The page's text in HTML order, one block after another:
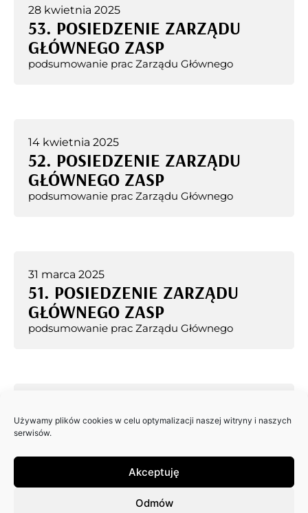
Używamy plików cookies w celu optymalizacji naszej witryny i naszych
serwisów.
Akceptuję
Odmów
28 kwietnia 2025
53. POSIEDZENIE ZARZĄDU
GŁÓWNEGO ZASP
podsumowanie prac Zarządu Głównego
14 kwietnia 2025
52. POSIEDZENIE ZARZĄDU
GŁÓWNEGO ZASP
podsumowanie prac Zarządu Głównego
31 marca 2025
51. POSIEDZENIE ZARZĄDU
GŁÓWNEGO ZASP
podsumowanie prac Zarządu Głównego
50. POSIEDZENIE ZARZĄDU
GŁÓWNEGO ZASP
podsumowanie prac Zarządu Głównego